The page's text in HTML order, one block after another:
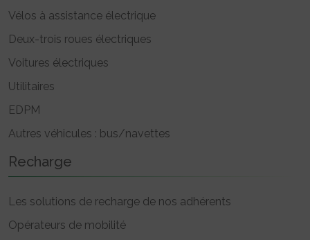
Vélos à assistance électrique
Deux-trois roues électriques
Voitures électriques
Utilitaires
EDPM
Autres véhicules : bus/navettes
Recharge
Les solutions de recharge de nos adhérents
Opérateurs de mobilité